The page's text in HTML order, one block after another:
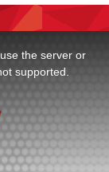
the server or
supported.